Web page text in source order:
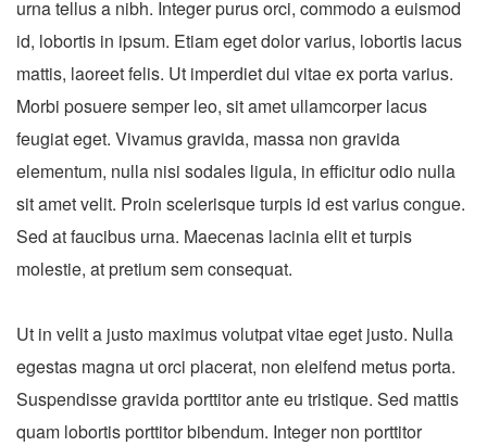
urna tellus a nibh. Integer purus orci, commodo a euismod
id, lobortis in ipsum. Etiam eget dolor varius, lobortis lacus
mattis, laoreet felis. Ut imperdiet dui vitae ex porta varius.
Morbi posuere semper leo, sit amet ullamcorper lacus
feugiat eget. Vivamus gravida, massa non gravida
elementum, nulla nisi sodales ligula, in efficitur odio nulla
sit amet velit. Proin scelerisque turpis id est varius congue.
Sed at faucibus urna. Maecenas lacinia elit et turpis
molestie, at pretium sem consequat.
Ut in velit a justo maximus volutpat vitae eget justo. Nulla
egestas magna ut orci placerat, non eleifend metus porta.
Suspendisse gravida porttitor ante eu tristique. Sed mattis
quam lobortis porttitor bibendum. Integer non porttitor